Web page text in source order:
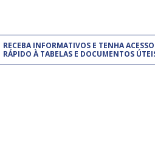
RECEBA INFORMATIVOS E TENHA ACESSO
RÁPIDO À TABELAS E DOCUMENTOS